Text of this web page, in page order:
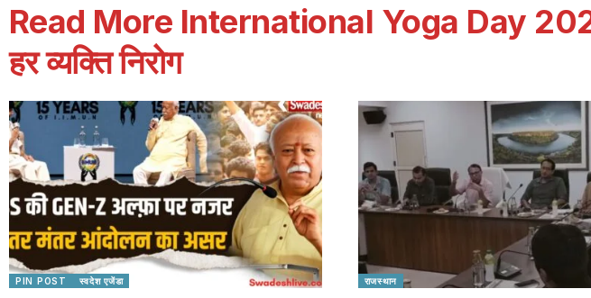
Read More International Yoga Day
हर व्यक्ति निरोग
PIN POST स्वदेश एजेंडा राजस्थान